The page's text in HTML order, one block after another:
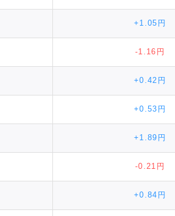
+1.05円
-1.16円
+0.42円
+0.53円
+1.89円
-0.21円
+0.84円